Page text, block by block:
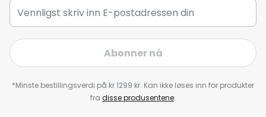
Abonner nå
*Minste bestillingsverdi på kr 1299 kr. Kan ikke løses inn for produkter
fra disse produsentene.